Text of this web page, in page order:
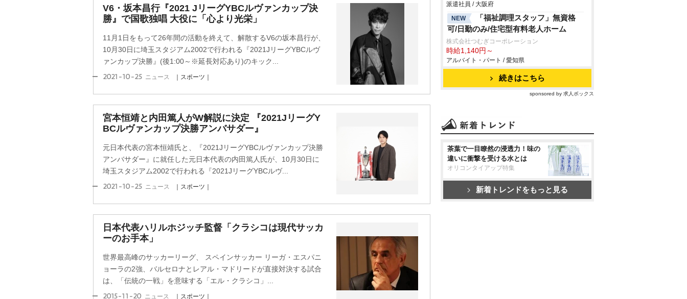
V6・坂本昌行『2021 JリーグYBCルヴァンカップ決
勝』で国歌独唱 大役に「心より光栄」
11月1日をもって26年間の活動を終えて、解散するV6の坂本昌行が、
10月30日に埼玉スタジアム2002で行われる『2021JリーグYBCルヴ
ァンカップ決勝』(後1:00～※延長対応あり)のキック...
2021-10-25 ニュース ｜スポーツ｜
宮本恒靖と内田篤人がW解説に決定 『2021JリーグY
BCルヴァンカップ決勝アンバサダー』
元日本代表の宮本恒靖氏と、『2021JリーグYBCルヴァンカップ決勝
アンバサダー』に就任した元日本代表の内田篤人氏が、10月30日に
埼玉スタジアム2002で行われる『2021JリーグYBCルヴ...
2021-10-25 ニュース ｜スポーツ｜
日本代表ハリルホジッチ監督「クラシコは現代サッカ
ーのお手本」
世界最高峰のサッカーリーグ、 スペインサッカー リーガ・エスパニ
ョーラの2強、バルセロナとレアル・マドリードが直接対決する試合
は、「伝統の一戦」を意味する「エル・クラシコ」...
2015-11-20 ニュース ｜スポーツ｜
派遣社員 / 大阪府
NEW
「福祉調理スタッフ」無資格
可/日勤のみ/住宅型有料老人ホーム
株式会社つむぎコーポレーション
時給1,140円～
アルバイト・パート / 愛知県
続きはこちら
sponsored by 求人ボックス
茶葉で一目瞭然の浸透力！味の
違いに衝撃を受ける水とは
オリコンタイアップ特集
新着トレンドをもっと見る